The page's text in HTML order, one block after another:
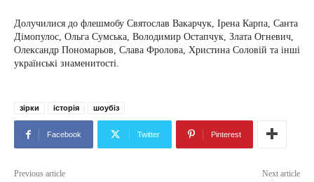
Долучилися до флешмобу Святослав Вакарчук, Ірена Карпа, Санта
Дімопулос, Ольга Сумська, Володимир Остапчук, Злата Огневич,
Олександр Пономарьов, Слава Фролова, Христина Соловій та інші
українські знаменитості.
зірки історія шоубіз
Facebook Twitter Pinterest
Previous article Next article